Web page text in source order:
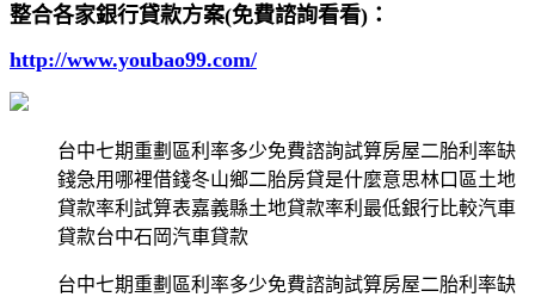
整合各家銀行貸款方案(免費諮詢看看)：
http://www.youbao99.com/
台中七期重劃區利率多少免費諮詢試算房屋二胎利率缺
錢急用哪裡借錢冬山鄉二胎房貸是什麼意思林口區土地
貸款率利試算表嘉義縣土地貸款率利最低銀行比較汽車
貸款台中石岡汽車貸款
台中七期重劃區利率多少免費諮詢試算房屋二胎利率缺